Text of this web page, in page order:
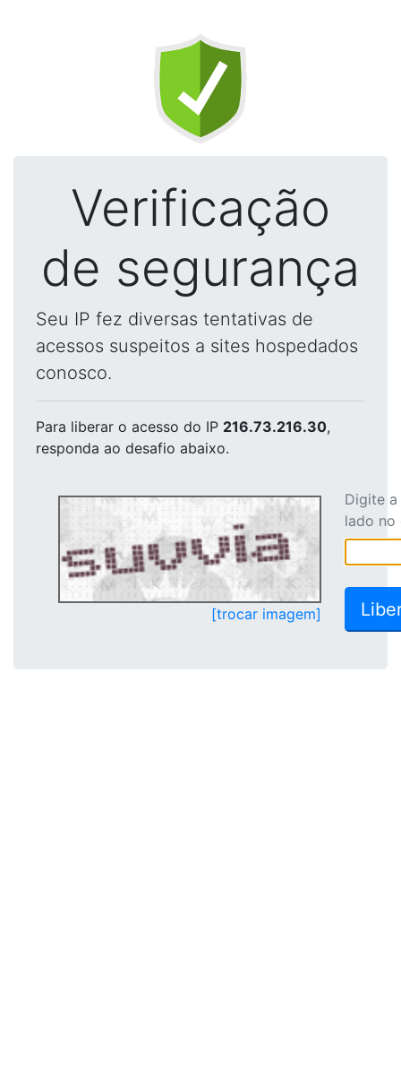
Verificação
de segurança
Seu IP fez diversas tentativas de
acessos suspeitos a sites hospedados
conosco.
Para liberar o acesso do IP 216.73.216.30,
responda ao desafio abaixo.
[trocar imagem]
Digite
lado no